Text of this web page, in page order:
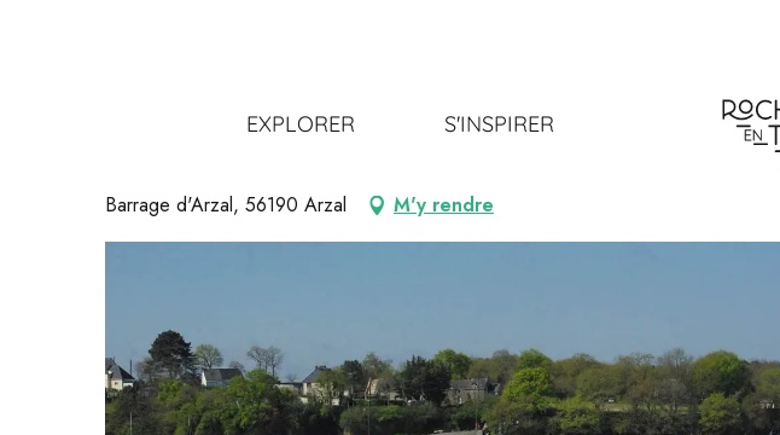
EXPLORER S'INSPIRER
Gîte Les Gabelous
Barrage d'Arzal, 56190 Arzal M'y rendre